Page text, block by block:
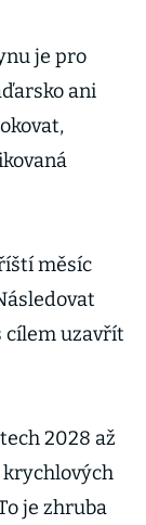
je pro
ani
měsíc
cílem uzavřít
2028 až
je zhruba